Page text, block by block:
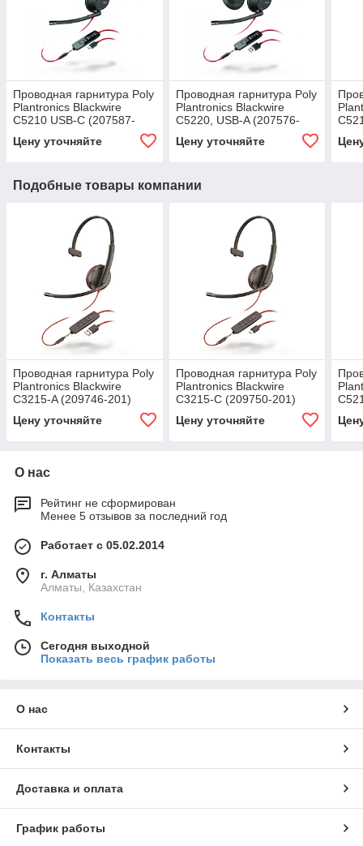
Проводная гарнитура Poly
Plantronics Blackwire
C5210 USB-C (207587-
Цену уточняйте
Проводная гарнитура Poly
Plantronics Blackwire
C5220, USB-A (207576-
Цену уточняйте
Подобные товары компании
Проводная гарнитура Poly
Plantronics Blackwire
C3215-A (209746-201)
Цену уточняйте
Проводная гарнитура Poly
Plantronics Blackwire
C3215-С (209750-201)
Цену уточняйте
О нас
Рейтинг не сформирован
Менее 5 отзывов за последний год
Работает с 05.02.2014
г. Алматы
Алматы, Казахстан
Контакты
Сегодня выходной
Показать весь график работы
О нас
Контакты
Доставка и оплата
График работы